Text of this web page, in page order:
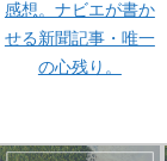
感想。ナビエが書か
せる新聞記事・唯一
の心残り。